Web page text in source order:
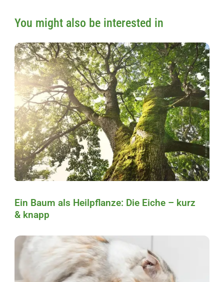
You might also be interested in
Ein Baum als Heilpflanze: Die Eiche – kurz
& knapp